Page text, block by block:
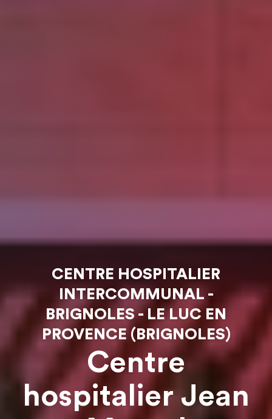
CENTRE HOSPITALIER
INTERCOMMUNAL -
BRIGNOLES - LE LUC EN
PROVENCE (BRIGNOLES)
Centre
hospitalier Jean